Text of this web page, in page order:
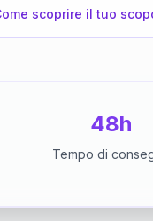
scoprire il tuo
48h
Tempo di